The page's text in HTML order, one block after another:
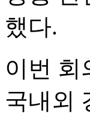
했다.
이번 회
국내외